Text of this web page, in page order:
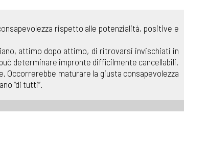
rispetto alle potenzialità, positive e
attimo dopo attimo, di ritrovarsi invischiati in
determinare impronte difficilmente cancellabili.
Occorrerebbe maturare la giusta consapevolezza
“di tutti”.